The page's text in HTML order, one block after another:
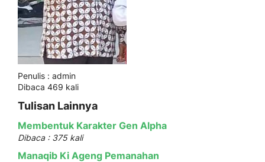
Penulis : admin
Dibaca 469 kali
Tulisan Lainnya
Membentuk Karakter Gen Alpha
Dibaca : 375 kali
Manaqib Ki Ageng Pemanahan